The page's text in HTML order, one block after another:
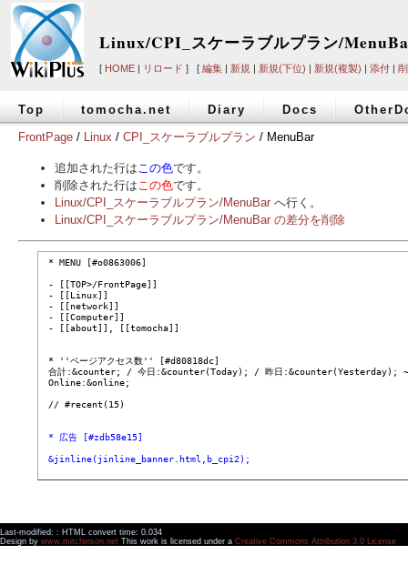
Linux/CPI_スケーラブルプラン/
[ HOME | リロード ] [ 編集 | 新規 | 新規(下位) | 新規(複製) | 添付 |
Top tomocha.net Diary Docs
FrontPage / Linux / CPI_スケーラブルプラン / MenuBar
追加された行は この色です。
削除された行は この色です。
Linux/CPI_スケーラブルプラン/MenuBar へ行く。
Linux/CPI_スケーラブルプラン/MenuBar の差分を削除
* MENU [#o0863006]
- [[TOP>/FrontPage]]
- [[Linux]]
- [[network]]
- [[Computer]]
- [[about]], [[tomocha]]
* ''ページアクセス数'' [#d80818dc]
合計:&counter; / 今日:&counter(Today); / 昨日:&counter(Yesterday); ~
Online:&online;
// #recent(15)
* 広告 [#zdb58e15]
&jinline(jinline_banner.html,b_cpi2);
Last-modified: : HTML convert time: 0.034
Design by www.mitchinson.net This work is licensed under a Creative Commons Attribution 3.0 License